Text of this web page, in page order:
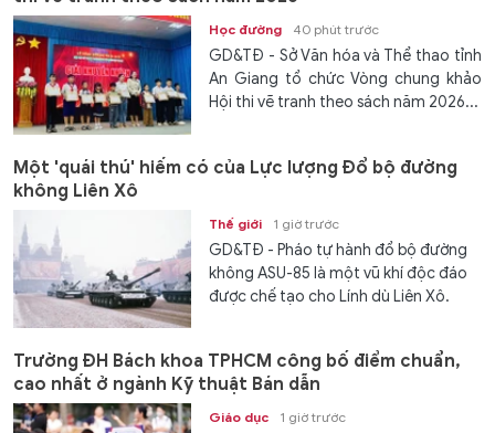
Học đường 40 phút trước
GD&TĐ - Sở Văn hóa và Thể thao tỉnh
An Giang tổ chức Vòng chung khảo
Hội thi vẽ tranh theo sách năm 2026...
Một 'quái thú' hiếm có của Lực lượng Đổ bộ đường
không Liên Xô
Thế giới 1 giờ trước
GD&TĐ - Pháo tự hành đổ bộ đường
không ASU-85 là một vũ khí độc đáo
được chế tạo cho Lính dù Liên Xô.
Trường ĐH Bách khoa TPHCM công bố điểm chuẩn,
cao nhất ở ngành Kỹ thuật Bán dẫn
Giáo dục 1 giờ trước